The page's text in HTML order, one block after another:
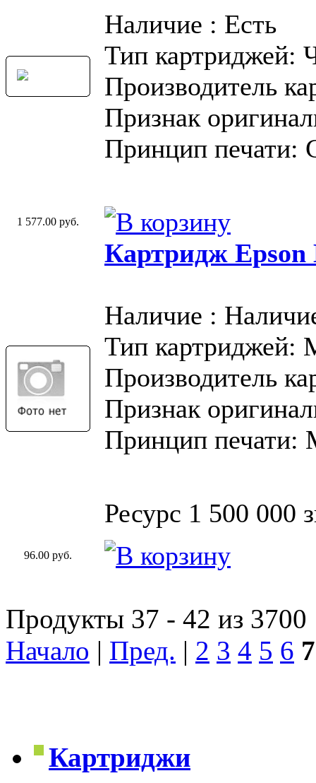
Наличие : Есть
Тип картриджей:
Производитель
Признак
Принцип печати:
1 577.00 руб.
Картридж Epson
Наличие :
Тип картриджей:
Производитель
Признак
Принцип печати:
Ресурс 1 500 000
96.00 руб.
Продукты 37 - 42 из 3700
Начало | Пред. | 2 3 4 5 6 7
Картриджи